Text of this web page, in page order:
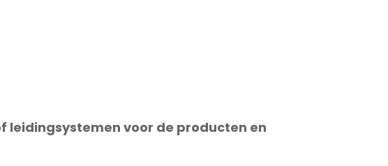
leidingsystemen voor de producten en